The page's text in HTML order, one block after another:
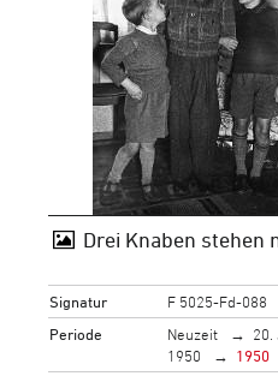
Drei Knaben stehen
Signatur
F 5025-Fd-088
Periode
Neuzeit 20.
1950
1950